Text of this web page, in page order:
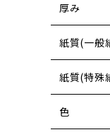
厚み
紙質(一般
紙質(特殊
色